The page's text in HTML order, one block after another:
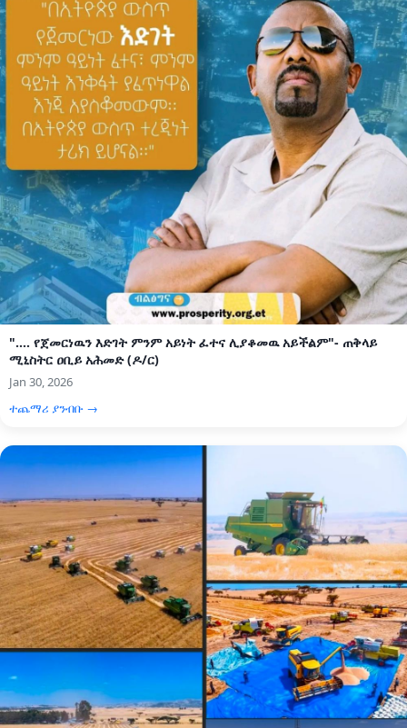
".... የጀመርነዉን እድገት ምንም አይነት ፈተና ሊያቆመዉ አይችልም"- ጠቅላይ
ሚኒስትር ዐቢይ አሕመድ (ዶ/ር)
Jan 30, 2026
ተጨማሪ ያንብቡ →